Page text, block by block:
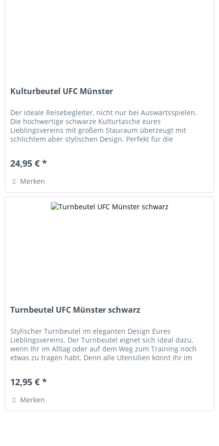
Kulturbeutel UFC Münster
Der ideale Reisebegleiter, nicht nur bei Auswärtsspielen.
Die hochwertige schwarze Kulturtasche eures
Lieblingsvereins mit großem Stauraum überzeugt mit
schlichtem aber stylischen Design. Perfekt für die
24,95 € *
Merken
Turnbeutel UFC Münster schwarz
Stylischer Turnbeutel im eleganten Design Eures
Lieblingsvereins. Der Turnbeutel eignet sich ideal dazu,
wenn Ihr im Alltag oder auf dem Weg zum Training noch
etwas zu tragen habt. Denn alle Utensilien könnt Ihr im
12,95 € *
Merken